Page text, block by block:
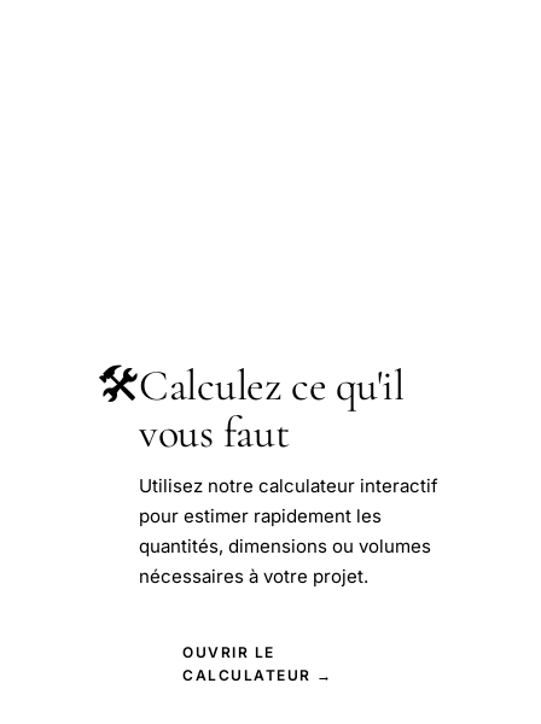
🛠️Calculez ce qu'il
vous faut
Utilisez notre calculateur interactif
pour estimer rapidement les
quantités, dimensions ou volumes
nécessaires à votre projet.
OUVRIR LE
CALCULATEUR →